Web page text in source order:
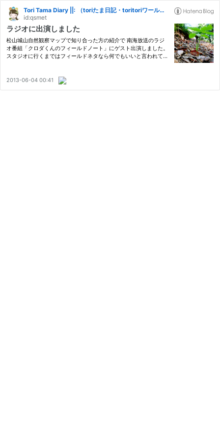
Tori Tama Diary ||: （toriたま日記・toritoriワールド 2004）
id:qsmet
ラジオに出演しました
松山城山自然観察マップで知り合った方の紹介で 南海放送のラジ
オ番組「クロダくんのフィールドノート」にゲスト出演しました。
スタジオに行くまではフィールドネタなら何でもいいと言われてお
2013-06-04 00:41